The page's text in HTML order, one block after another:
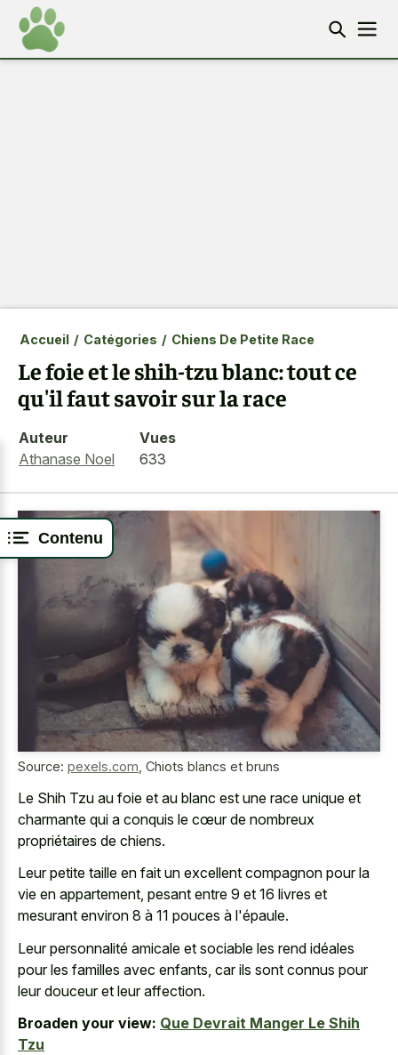
Contenu
Accueil / Catégories / Chiens De Petite Race
Le foie et le shih-tzu blanc: tout ce
qu'il faut savoir sur la race
Auteur
Athanase Noel
Vues
633
Source: pexels.com Chiots blancs et bruns
Le Shih Tzu au foie et au blanc est une race unique et
charmante qui a conquis le cœur de nombreux
propriétaires de chiens.
Leur petite taille en fait un excellent compagnon pour la
vie en appartement, pesant entre 9 et 16 livres et
mesurant environ 8 à 11 pouces à l'épaule.
Leur personnalité amicale et sociable les rend idéales
pour les familles avec enfants, car ils sont connus pour
leur douceur et leur affection.
Broaden your view: Que Devrait Manger Le Shih
Tzu